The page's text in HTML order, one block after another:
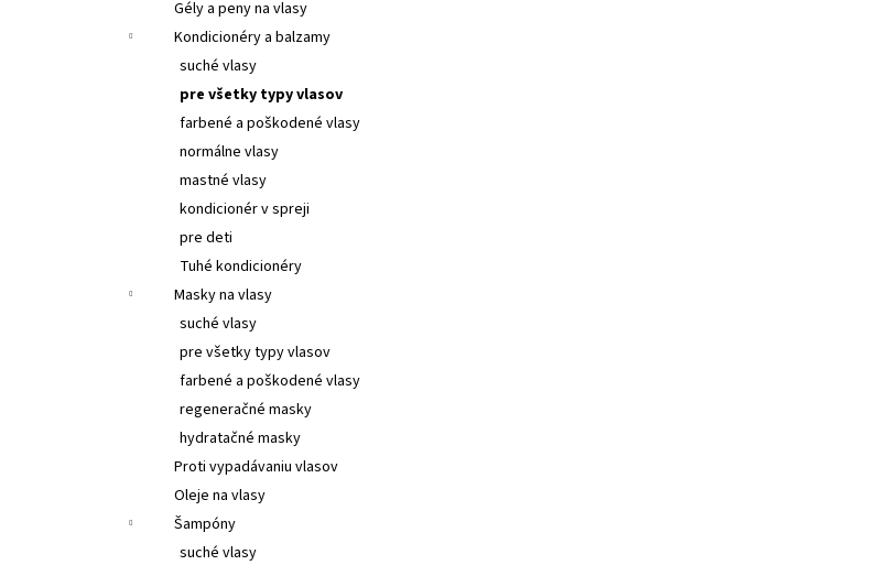
Gély a peny na vlasy
Kondicionéry a balzamy
suché vlasy
pre všetky typy vlasov
farbené a poškodené vlasy
normálne vlasy
mastné vlasy
kondicionér v spreji
pre deti
Tuhé kondicionéry
Masky na vlasy
suché vlasy
pre všetky typy vlasov
farbené a poškodené vlasy
regeneračné masky
hydratačné masky
Proti vypadávaniu vlasov
Oleje na vlasy
Šampóny
suché vlasy
€26,55